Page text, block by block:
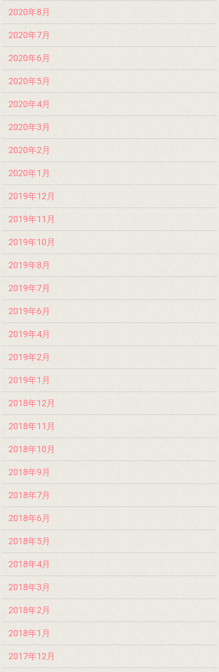
2020年8月
2020年7月
2020年6月
2020年5月
2020年4月
2020年3月
2020年2月
2020年1月
2019年12月
2019年11月
2019年10月
2019年8月
2019年7月
2019年6月
2019年4月
2019年2月
2019年1月
2018年12月
2018年11月
2018年10月
2018年9月
2018年7月
2018年6月
2018年5月
2018年4月
2018年3月
2018年2月
2018年1月
2017年12月